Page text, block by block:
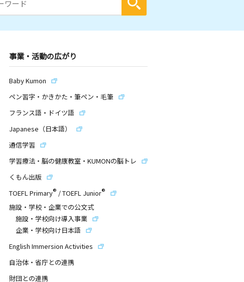
事業・活動の広がり
Baby Kumon
ペン習字・かきかた・筆ペン・毛筆
フランス語・ドイツ語
Japanese（日本語）
通信学習
学習療法・脳の健康教室・KUMONの脳トレ
くもん出版
TOEFL Primary® /TOEFL Junior®
施設・学校・企業での公文式
施設・学校向け導入事業
企業・学校向け日本語
English Immersion Activities
自治体・省庁との連携
財団との連携